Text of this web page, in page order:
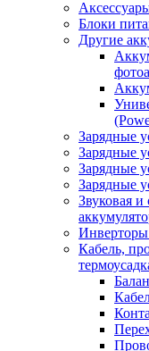
Блоки
Другие
Зарядные
Зарядные
Зарядные
Зарядные
Звуковая и
Инверторы
Кабель,